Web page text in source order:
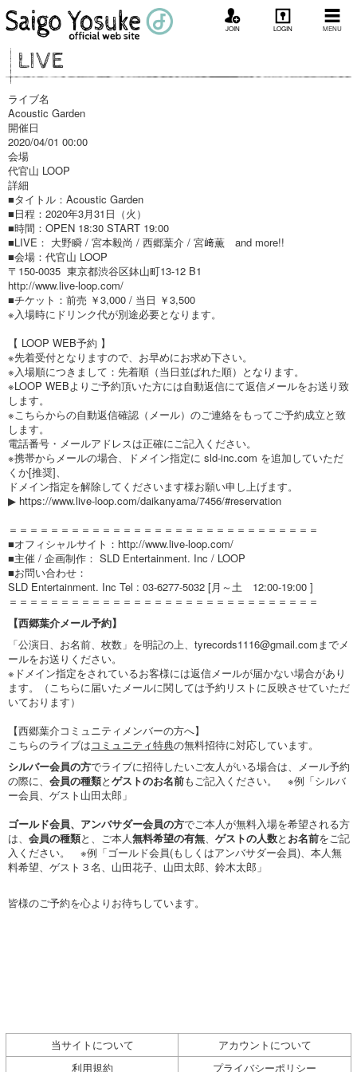
JOIN LOGIN MENU
LIVE
ライブ名
Acoustic Garden
開催日
2020/04/01 00:00
会場
代官山 LOOP
詳細
■タイトル：Acoustic Garden
■日程：2020年3月31日（火）
■時間：OPEN 18:30 START 19:00
■LIVE： 大野瞬 / 宮本毅尚 / 西郷葉介 / 宮﨑薫 and more!!
■会場：代官山 LOOP
〒150-0035 東京都渋谷区鉢山町13-12 B1
http://www.live-loop.com/
■チケット：前売 ￥3,000 / 当日 ￥3,500
※入場時にドリンク代が別途必要となります。
【 LOOP WEB予約 】
※先着受付となりますので、お早めにお求め下さい。
※入場順につきまして：先着順（当日並ばれた順）となります。
※LOOP WEBよりご予約頂いた方には自動返信にて返信メールをお送り致
します。
※こちらからの自動返信確認（メール）のご連絡をもってご予約成立と致
します。
電話番号・メールアドレスは正確にご記入ください。
※携帯からメールの場合、ドメイン指定に sld-inc.com を追加していただ
くか[推奨]、
ドメイン指定を解除してくださいます様お願い申し上げます。
▶ https://www.live-loop.com/daikanyama/7456/#reservation
＝＝＝＝＝＝＝＝＝＝＝＝＝＝＝＝＝＝＝＝＝＝＝＝＝＝＝＝＝＝
■オフィシャルサイト： http://www.live-loop.com/
■主催 / 企画制作： SLD Entertainment. Inc / LOOP
■お問い合わせ：
SLD Entertainment. Inc Tel : 03-6277-5032 [月～土 12:00-19:00 ]
＝＝＝＝＝＝＝＝＝＝＝＝＝＝＝＝＝＝＝＝＝＝＝＝＝＝＝＝＝＝
【西郷葉介メール予約】
「公演日、お名前、枚数」を明記の上、 tyrecords1116@gmail.comまでメ
ールをお送りください。
※ドメイン指定をされているお客様には返信メールが届かない場合があり
ます。（こちらに届いたメールに関しては予約リストに反映させていただ
いております）
【西郷葉介コミュニティメンバーの方へ】
こちらのライブはコミュニティ特典の無料招待に対応しています。
シルバー会員の方でライブに招待したいご友人がいる場合は、メール予約
の際に、 会員の種類とゲストのお名前もご記入ください。 ※例「シルバ
ー会員、ゲスト山田太郎」
ゴールド会員、アンバサダー会員の方でご本人が無料入場を希望される方
は、 会員の種類と、ご本人無料希望の有無、 ゲストの人数と お名前をご記
入ください。 ※例「ゴールド会員(もしくはアンバサダー会員)、本人無
料希望、ゲスト３名、山田花子、山田太郎、鈴木太郎」
皆様のご予約を心よりお待ちしています。
当サイトについて
アカウントについて
利用規約
プライバシーポリシー